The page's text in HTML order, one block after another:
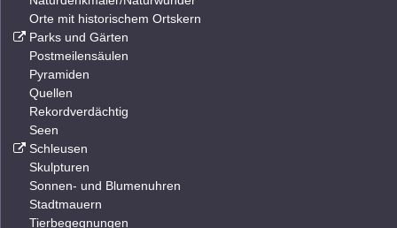
Orte mit historischem Ortskern
Parks und Gärten
Postmeilensäulen
Pyramiden
Quellen
Rekordverdächtig
Seen
Schleusen
Skulpturen
Sonnen- und Blumenuhren
Stadtmauern
Tierbegegnungen